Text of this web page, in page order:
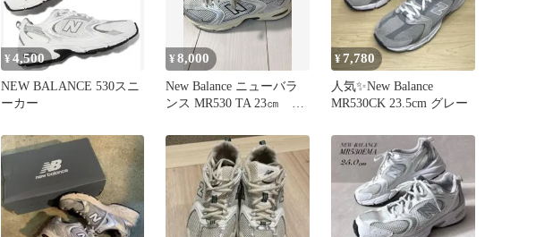
¥ 4,500
NEW BALANCE 530スニ
ーカー
¥8,000
New Balance ニューバラ
ンス MR530 TA 23㎝ ア
¥7,780
人気✨New Balance
MR530CK 23.5cm グレー